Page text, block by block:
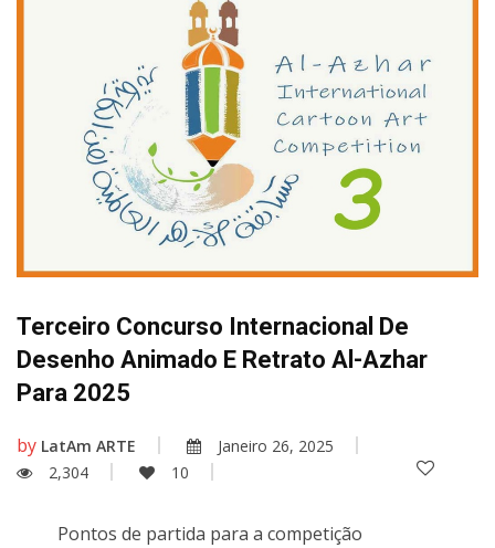
Terceiro Concurso Internacional De
Desenho Animado E Retrato Al-Azhar
Para 2025
by LatAm ARTE
Janeiro 26, 2025
2,304
10
Pontos de partida para a competição